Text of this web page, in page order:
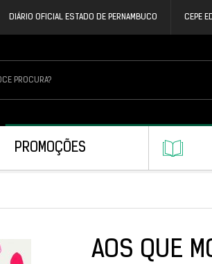
DIÁRIO OFICIAL ESTADO DE PERNAMBUCO CEPE
PROMOÇÕES
AOS QUE